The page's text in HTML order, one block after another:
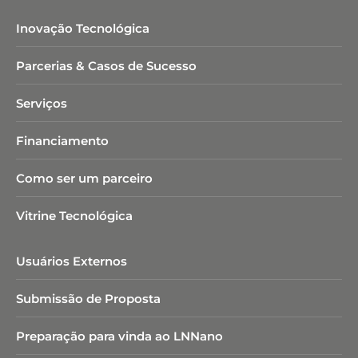
Inovação Tecnológica
Parcerias & Casos de Sucesso
Serviços
Financiamento
Como ser um parceiro
Vitrine Tecnológica
Usuários Externos
Submissão de Proposta
Preparação para vinda ao LNNano